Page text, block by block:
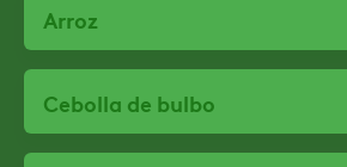
Arroz
Cebolla de bulbo